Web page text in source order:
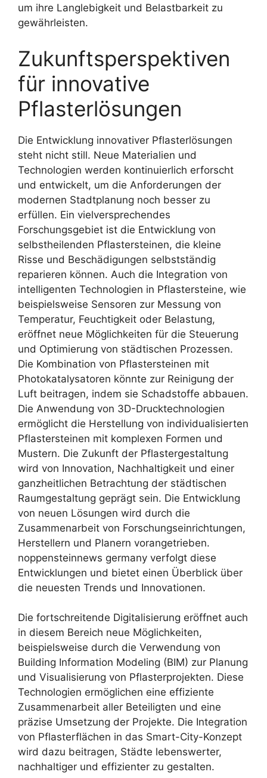
um ihre Langlebigkeit und Belastbarkeit zu
gewährleisten.
Zukunftsperspektiven
für innovative
Pflasterlösungen
Die Entwicklung innovativer Pflasterlösungen
steht nicht still. Neue Materialien und
Technologien werden kontinuierlich erforscht
und entwickelt, um die Anforderungen der
modernen Stadtplanung noch besser zu
erfüllen. Ein vielversprechendes
Forschungsgebiet ist die Entwicklung von
selbstheilenden Pflastersteinen, die kleine
Risse und Beschädigungen selbstständig
reparieren können. Auch die Integration von
intelligenten Technologien in Pflastersteine, wie
beispielsweise Sensoren zur Messung von
Temperatur, Feuchtigkeit oder Belastung,
eröffnet neue Möglichkeiten für die Steuerung
und Optimierung von städtischen Prozessen.
Die Kombination von Pflastersteinen mit
Photokatalysatoren könnte zur Reinigung der
Luft beitragen, indem sie Schadstoffe abbauen.
Die Anwendung von 3D-Drucktechnologien
ermöglicht die Herstellung von individualisierten
Pflastersteinen mit komplexen Formen und
Mustern. Die Zukunft der Pflastergestaltung
wird von Innovation, Nachhaltigkeit und einer
ganzheitlichen Betrachtung der städtischen
Raumgestaltung geprägt sein. Die Entwicklung
von neuen Lösungen wird durch die
Zusammenarbeit von Forschungseinrichtungen,
Herstellern und Planern vorangetrieben.
noppensteinnews germany verfolgt diese
Entwicklungen und bietet einen Überblick über
die neuesten Trends und Innovationen.
Die fortschreitende Digitalisierung eröffnet auch
in diesem Bereich neue Möglichkeiten,
beispielsweise durch die Verwendung von
Building Information Modeling (BIM) zur Planung
und Visualisierung von Pflasterprojekten. Diese
Technologien ermöglichen eine effiziente
Zusammenarbeit aller Beteiligten und eine
präzise Umsetzung der Projekte. Die Integration
von Pflasterflächen in das Smart-City-Konzept
wird dazu beitragen, Städte lebenswerter,
nachhaltiger und effizienter zu gestalten.